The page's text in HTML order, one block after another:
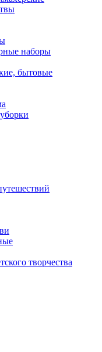
наборы
бытовые
творчества